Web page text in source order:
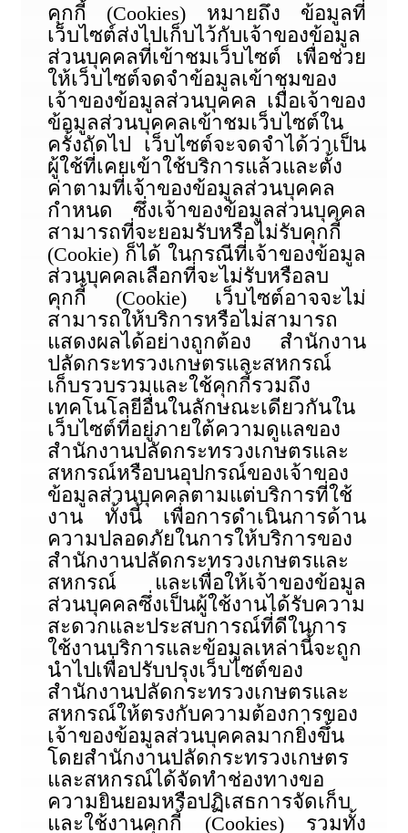
คุกกี้ (Cookies) หมายถึง ข้อมูลที่
เว็บไซต์ส่งไปเก็บไว้กับเจ้าของข้อมูล
ส่วนบุคคลที่เข้าชมเว็บไซต์ เพื่อช่วย
ให้เว็บไซต์จดจำข้อมูลเข้าชมของ
เจ้าของข้อมูลส่วนบุคคล เมื่อเจ้าของ
ข้อมูลส่วนบุคคลเข้าชมเว็บไซต์ใน
ครั้งถัดไป เว็บไซต์จะจดจำได้ว่าเป็น
ผู้ใช้ที่เคยเข้าใช้บริการแล้วและตั้ง
ค่าตามที่เจ้าของข้อมูลส่วนบุคคล
กำหนด ซึ่งเจ้าของข้อมูลส่วนบุคคล
สามารถที่จะยอมรับหรือไม่รับคุกกี้
(Cookie) ก็ได้ ในกรณีที่เจ้าของข้อมูล
ส่วนบุคคลเลือกที่จะไม่รับหรือลบ
คุกกี้ (Cookie) เว็บไซต์อาจจะไม่
สามารถให้บริการหรือไม่สามารถ
แสดงผลได้อย่างถูกต้อง สำนักงาน
ปลัดกระทรวงเกษตรและสหกรณ์
เก็บรวบรวมและใช้คุกกี้รวมถึง
เทคโนโลยีอื่นในลักษณะเดียวกันใน
เว็บไซต์ที่อยู่ภายใต้ความดูแลของ
สำนักงานปลัดกระทรวงเกษตรและ
สหกรณ์หรือบนอุปกรณ์ของเจ้าของ
ข้อมูลส่วนบุคคลตามแต่บริการที่ใช้
งาน ทั้งนี้ เพื่อการดำเนินการด้าน
ความปลอดภัยในการให้บริการของ
สำนักงานปลัดกระทรวงเกษตรและ
สหกรณ์ และเพื่อให้เจ้าของข้อมูล
ส่วนบุคคลซึ่งเป็นผู้ใช้งานได้รับความ
สะดวกและประสบการณ์ที่ดีในการ
ใช้งานบริการและข้อมูลเหล่านี้จะถูก
นำไปเพื่อปรับปรุงเว็บไซต์ของ
สำนักงานปลัดกระทรวงเกษตรและ
สหกรณ์ให้ตรงกับความต้องการของ
เจ้าของข้อมูลส่วนบุคคลมากยิ่งขึ้น
โดยสำนักงานปลัดกระทรวงเกษตร
และสหกรณ์ได้จัดทำช่องทางขอ
ความยินยอมหรือปฏิเสธการจัดเก็บ
และใช้งานคุกกี้ (Cookies) รวมทั้ง